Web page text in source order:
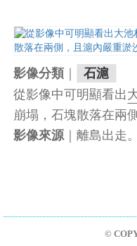
影像分類｜ 石滬
從影像中可明顯看出
崩塌，石塊散落在兩
影像來源｜離島出走
©